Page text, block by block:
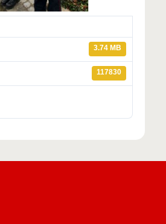
3.74 MB
117830